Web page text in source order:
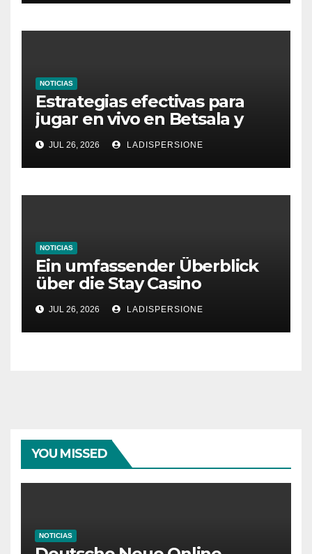
NOTICIAS
Estrategias efectivas para
jugar en vivo en Betsala y
aumentar tus ganancias
JUL 26, 2026 LADISPERSIONE
NOTICIAS
Ein umfassender Überblick
über die Stay Casino
Bonusbedingungen
JUL 26, 2026 LADISPERSIONE
YOU MISSED
NOTICIAS